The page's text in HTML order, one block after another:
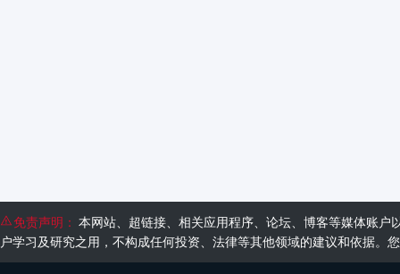
免责声明： 本网站、超链接、相关应用程序、论坛、博客等媒体账
户学习及研究之用，不构成任何投资、法律等其他领域的建议和依据